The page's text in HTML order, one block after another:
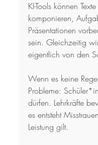
KI-Tools können
komponieren,
Präsentationen
sein. Gleichzeitig
eigentlich von den
Wenn es keine
Probleme:
dürfen. Lehrkräfte
es entsteht
Leistung gilt.